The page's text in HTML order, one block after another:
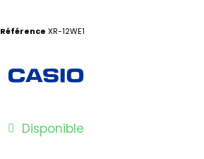
Référence XR-12WE1
Disponible